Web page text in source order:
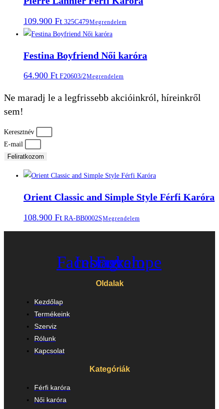
109.900 Ft 325C479Megrendelem
Festina Boyfriend Női karóra
64.900 Ft F20603/2Megrendelem
Ne maradj le a legfrissebb akcióinkról, híreinkről
sem!
Keresztnév
E-mail
Feliratkozom
Orient Classic and Simple Style Férfi Karóra
108.900 Ft RA-BB0002SMegrendelem
Facebook
Instagram
Envelope
Oldalak
Kezdőlap
Termékeink
Szerviz
Rólunk
Kapcsolat
Kategóriák
Férfi karóra
Női karóra